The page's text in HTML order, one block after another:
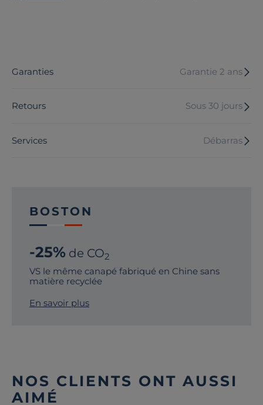
Garanties Garantie 2 ans
Retours Sous 30 jours
Services Débarras
BOSTON
-25% de CO2
VS le même canapé fabriqué en Chine sans
matière recyclée
En savoir plus
NOS CLIENTS ONT AUSSI
AIMÉ